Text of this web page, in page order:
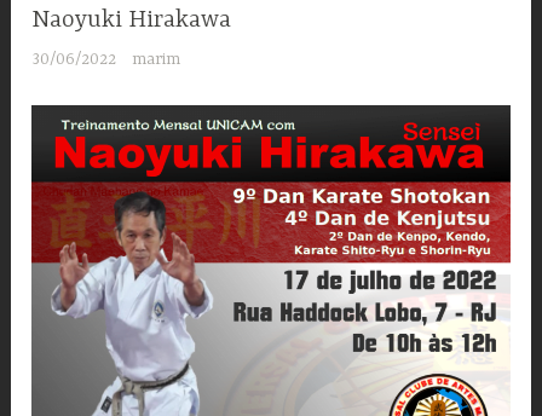
Naoyuki Hirakawa
30/06/2022 marim